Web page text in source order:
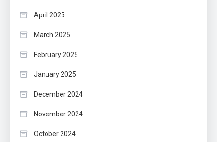
April 2025
March 2025
February 2025
January 2025
December 2024
November 2024
October 2024